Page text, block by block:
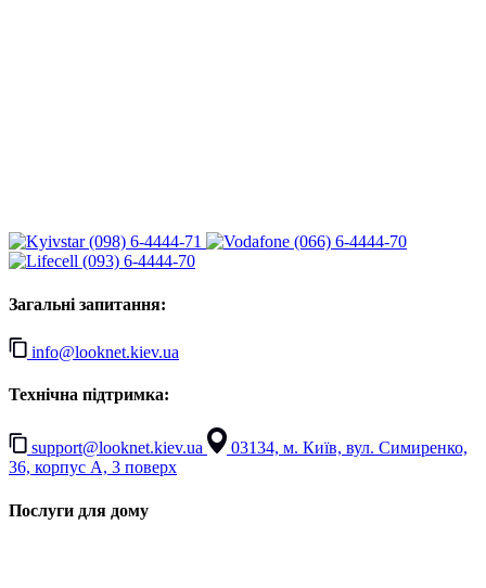
(098) 6-4444-71
(066) 6-4444-70
(093) 6-4444-70
Загальні запитання:
info@looknet.kiev.ua
Технічна підтримка:
support@looknet.kiev.ua
03134, м. Київ, вул. Симиренко,
36, корпус А, 3 поверх
Послуги для дому